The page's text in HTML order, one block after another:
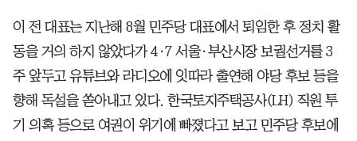
이 전 대표는 지난해 8월 민주당 대표에서 퇴임한 후 정치 활
동을 거의 하지 않았다가 4·7 서울·부산시장 보궐선거를 3
주 앞두고 유튜브와 라디오에 잇따라 출연해 야당 후보 등을
향해 독설을 쏟아내고 있다. 한국토지주택공사(LH) 직원 투
기 의혹 등으로 여권이 위기에 빠졌다고 보고 민주당 후보에